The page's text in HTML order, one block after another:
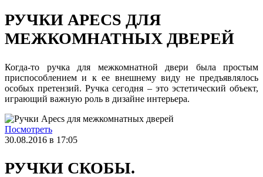
РУЧКИ APECS ДЛЯ
МЕЖКОМНАТНЫХ ДВЕРЕЙ
Когда-то ручка для межкомнатной двери была простым
приспособлением и к ее внешнему виду не предъявлялось
особых претензий. Ручка сегодня – это эстетический объект,
играющий важную роль в дизайне интерьера.
Посмотреть
30.08.2016 в 17:05
РУЧКИ СКОБЫ.